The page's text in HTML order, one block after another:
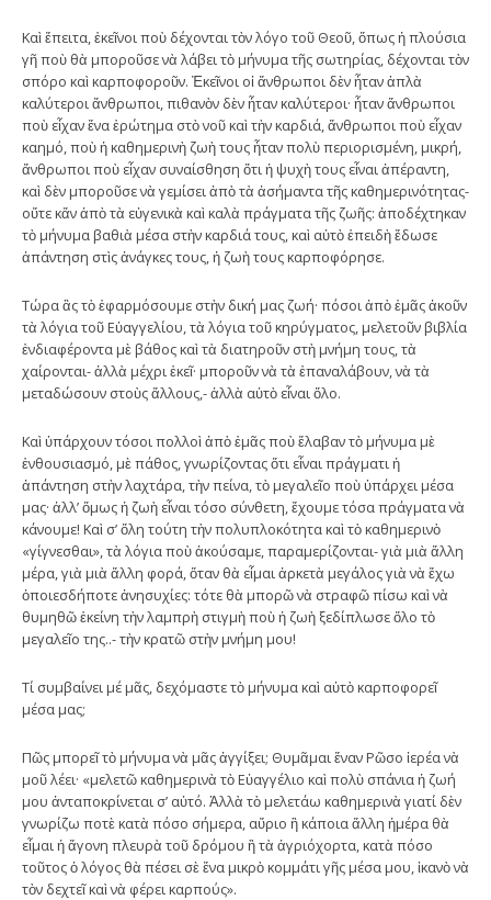
Καὶ ἔπειτα, ἐκεῖνοι ποὺ δέχονται τὸν λόγο τοῦ Θεοῦ, ὅπως ἡ πλούσια
γῆ ποὺ θὰ μποροῦσε νὰ λάβει τὸ μήνυμα τῆς σωτηρίας, δέχονται τὸν
σπόρο καὶ καρποφοροῦν. Ἐκεῖνοι οἱ ἄνθρωποι δὲν ἦταν ἁπλὰ
καλύτεροι ἄνθρωποι, πιθανὸν δὲν ἦταν καλύτεροι· ἦταν ἄνθρωποι
ποὺ εἶχαν ἕνα ἐρώτημα στὸ νοῦ καὶ τὴν καρδιά, ἄνθρωποι ποὺ εἶχαν
καημό, ποὺ ἡ καθημερινὴ ζωὴ τους ἦταν πολὺ περιορισμένη, μικρή,
ἄνθρωποι ποὺ εἶχαν συναίσθηση ὅτι ἡ ψυχὴ τους εἶναι ἀπέραντη,
καὶ δὲν μποροῦσε νὰ γεμίσει ἀπὸ τὰ ἀσήμαντα τῆς καθημερινότητας-
οὔτε κἄν ἀπὸ τὰ εὐγενικὰ καὶ καλὰ πράγματα τῆς ζωῆς: ἀποδέχτηκαν
τὸ μήνυμα βαθιὰ μέσα στὴν καρδιά τους, καὶ αὐτὸ ἐπειδὴ ἔδωσε
ἀπάντηση στὶς ἀνάγκες τους, ἡ ζωὴ τους καρποφόρησε.
Τώρα ἂς τὸ ἐφαρμόσουμε στὴν δική μας ζωή· πόσοι ἀπὸ ἐμᾶς ἀκοῦν
τὰ λόγια τοῦ Εὐαγγελίου, τὰ λόγια τοῦ κηρύγματος, μελετοῦν βιβλία
ἐνδιαφέροντα μὲ βάθος καὶ τὰ διατηροῦν στὴ μνήμη τους, τὰ
χαίρονται- ἀλλὰ μέχρι ἐκεῖ· μποροῦν νὰ τὰ ἐπαναλάβουν, νὰ τὰ
μεταδώσουν στοὺς ἄλλους,- ἀλλὰ αὐτὸ εἶναι ὅλο.
Καὶ ὑπάρχουν τόσοι πολλοὶ ἀπὸ ἐμᾶς ποὺ ἔλαβαν τὸ μήνυμα μὲ
ἐνθουσιασμό, μὲ πάθος, γνωρίζοντας ὅτι εἶναι πράγματι ἡ
ἀπάντηση στὴν λαχτάρα, τὴν πείνα, τὸ μεγαλεῖο ποὺ ὑπάρχει μέσα
μας· ἀλλ’ ὅμως ἡ ζωὴ εἶναι τόσο σύνθετη, ἔχουμε τόσα πράγματα νὰ
κάνουμε! Καὶ σ’ ὅλη τούτη τὴν πολυπλοκότητα καὶ τὸ καθημερινὸ
«γίγνεσθαι», τὰ λόγια ποὺ ἀκούσαμε, παραμερίζονται- γιὰ μιὰ ἄλλη
μέρα, γιὰ μιὰ ἄλλη φορά, ὅταν θὰ εἶμαι ἀρκετὰ μεγάλος γιὰ νὰ ἔχω
ὁποιεσδήποτε ἀνησυχίες: τότε θὰ μπορῶ νὰ στραφῶ πίσω καὶ νὰ
θυμηθῶ ἐκείνη τὴν λαμπρὴ στιγμὴ ποὺ ἡ ζωὴ ξεδίπλωσε ὅλο τὸ
μεγαλεῖο της..- τὴν κρατῶ στὴν μνήμη μου!
Τί συμβαίνει μέ μᾶς, δεχόμαστε τὸ μήνυμα καὶ αὐτὸ καρποφορεῖ
μέσα μας;
Πῶς μπορεῖ τὸ μήνυμα νὰ μᾶς ἀγγίξει; Θυμᾶμαι ἕναν Ρῶσο ἱερέα νὰ
μοῦ λέει· «μελετῶ καθημερινὰ τὸ Εὐαγγέλιο καὶ πολὺ σπάνια ἡ ζωή
μου ἀνταποκρίνεται σ’ αὐτό. Ἀλλὰ τὸ μελετάω καθημερινὰ γιατί δὲν
γνωρίζω ποτὲ κατὰ πόσο σήμερα, αὔριο ἢ κάποια ἄλλη ἡμέρα θὰ
εἶμαι ἡ ἄγονη πλευρὰ τοῦ δρόμου ἢ τὰ ἀγριόχορτα, κατὰ πόσο
τοῦτος ὁ λόγος θὰ πέσει σὲ ἕνα μικρὸ κομμάτι γῆς μέσα μου, ἱκανὸ νὰ
τὸν δεχτεῖ καὶ νὰ φέρει καρπούς».